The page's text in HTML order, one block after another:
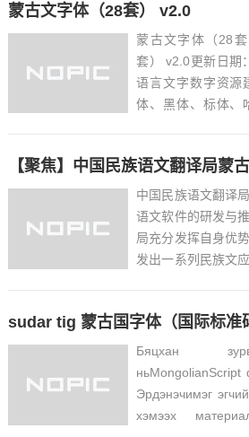
蒙古文字体（28套） v2.0
蒙古文字体（28
套） v2.0更新日期
语言文字数字资源
体、黑体、标体、
中国民族语文翻译
语文软件的研发与
局充分发挥自身优
发出一系列民族文
转写通（蒙汉）、
苹果版）、蒙汉智能
sudar tig 蒙古国字体（国际标准
Бяцхан
ньMongolianScript
Эрдэнэчимэг
хэмээх